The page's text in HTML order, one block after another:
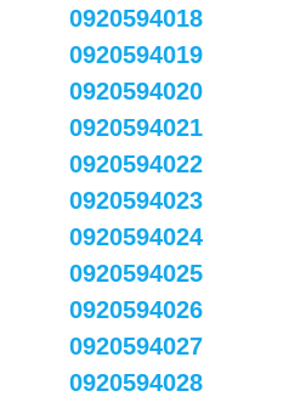
0920594018
0920594019
0920594020
0920594021
0920594022
0920594023
0920594024
0920594025
0920594026
0920594027
0920594028